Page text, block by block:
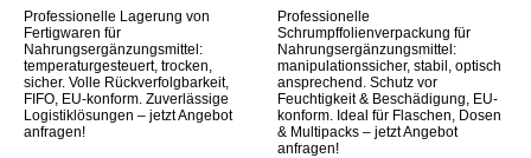
Professionelle Lagerung von
Fertigwaren für
Nahrungsergänzungsmittel:
temperaturgesteuert, trocken,
sicher. Volle Rückverfolgbarkeit,
FIFO, EU-konform. Zuverlässige
Logistiklösungen – jetzt Angebot
anfragen!
Professionelle
Schrumpffolienverpackung für
Nahrungsergänzungsmittel:
manipulationssicher, stabil, optisch
ansprechend. Schutz vor
Feuchtigkeit & Beschädigung, EU-
konform. Ideal für Flaschen, Dosen
& Multipacks – jetzt Angebot
anfragen!